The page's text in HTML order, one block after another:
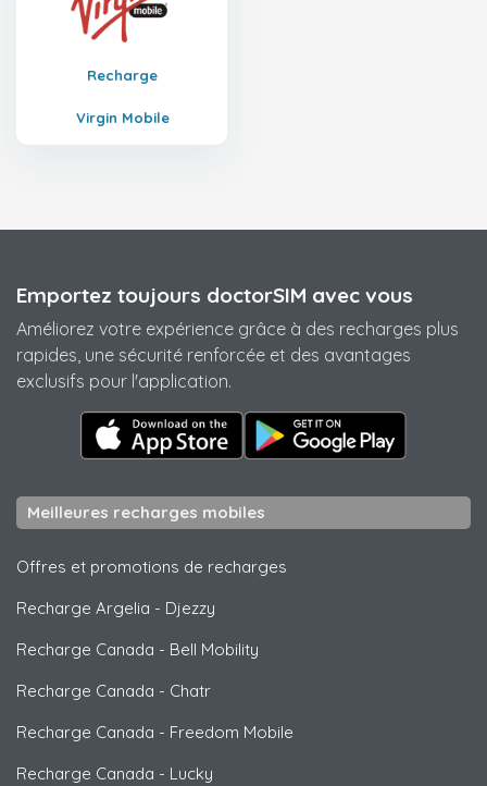
Recharge
Virgin Mobile
Emportez toujours doctorSIM avec vous
Améliorez votre expérience grâce à des recharges plus
rapides, une sécurité renforcée et des avantages
exclusifs pour l'application.
Meilleures recharges mobiles
Offres et promotions de recharges
Recharge Argelia - Djezzy
Recharge Canada - Bell Mobility
Recharge Canada - Chatr
Recharge Canada - Freedom Mobile
Recharge Canada - Lucky